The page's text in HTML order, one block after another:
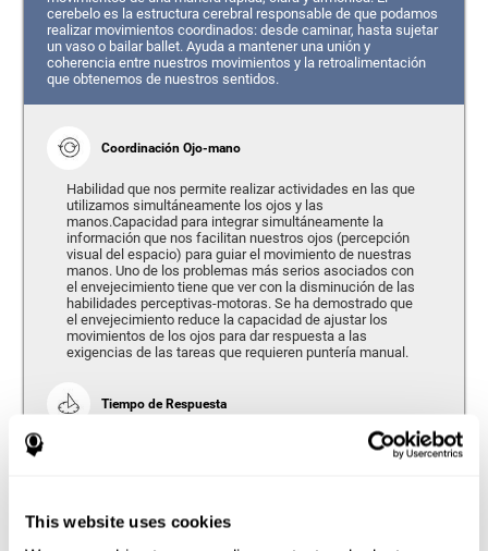
This website uses cookies
cerebelo es la estructura cerebral responsable de que podamos
realizar movimientos coordinados: desde caminar, hasta sujetar
un vaso o bailar ballet. Ayuda a mantener una unión y
coherencia entre nuestros movimientos y la retroalimentación
que obtenemos de nuestros sentidos.
Coordinación Ojo-mano
Habilidad que nos permite realizar actividades en las que
utilizamos simultáneamente los ojos y las
manos.Capacidad para integrar simultáneamente la
información que nos facilitan nuestros ojos (percepción
visual del espacio) para guiar el movimiento de nuestras
manos. Uno de los problemas más serios asociados con
el envejecimiento tiene que ver con la disminución de las
habilidades perceptivas-motoras. Se ha demostrado que
el envejecimiento reduce la capacidad de ajustar los
movimientos de los ojos para dar respuesta a las
exigencias de las tareas que requieren puntería manual.
Tiempo de Respuesta
Se refiere a la cantidad de tiempo que transcurre desde el
momento en que nuestro cerebro percibe un estímulo
tiempo para responder a una misma exigencia.